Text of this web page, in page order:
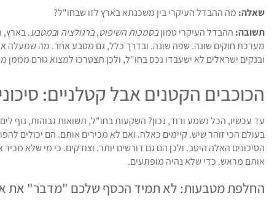
שאלה: מה ההבדל העיקרי בין משכנתא בארץ לזו שבחו"ל?
תשובה: ההבדל העיקרי טמוןבסמכות השיפוט,ברגולציה ובמטבע. בארץ,
מערכת חוקים שונה. שפה שונה. ובדרך כלל, גם מטבע אחר. מה שמעלה את
ובנקים ישראלים לא ישעבדו נכס בחו"ל, ולכן תצטרכו למצוא גורם מממן
הכוכבים הקטנים אבל קטלניים:
עד עכשיו, הכל נשמע ורוד, נכון? השקעות בחו"ל, תשואות גבוהות, נוף
בעולם הכי זוהר שיש. קיימים כאלה. ואם לא מכירים אותם. הם יכולים
הסיכונים האלה היטב. ולכן הם גם דורשים יותר. וצודקים. כי מי שלא
אותם מראש. כדי שלא נהיה מופתעים.
החלפת מטבעות: לא תמיד הכסף שלכם "מדבר" את